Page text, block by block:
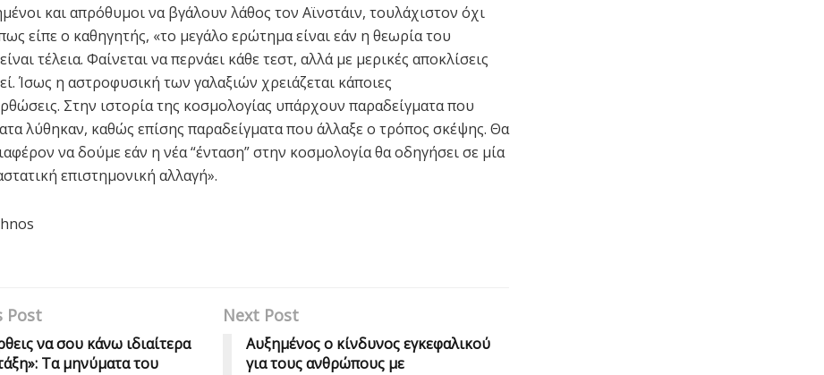
και απρόθυμοι να βγάλουν λάθος τον Αϊνστάιν, τουλάχιστον όχι
είπε ο καθηγητής, «το μεγάλο ερώτημα είναι εάν η θεωρία του
τέλεια. Φαίνεται να περνάει κάθε τεστ, αλλά με μερικές αποκλίσεις
Ίσως η αστροφυσική των γαλαξιών χρειάζεται κάποιες
Στην ιστορία της κοσμολογίας υπάρχουν παραδείγματα που
λύθηκαν, καθώς επίσης παραδείγματα που άλλαξε ο τρόπος σκέψης. Θα
να δούμε εάν η νέα “ένταση” στην κοσμολογία θα οδηγήσει σε μία
επιστημονική αλλαγή».
Post
να σου κάνω ιδιαίτερα
Tα μηνύματα του
Next Post
Αυξημένος ο κίνδυνος εγκεφαλικού
για τους ανθρώπους με